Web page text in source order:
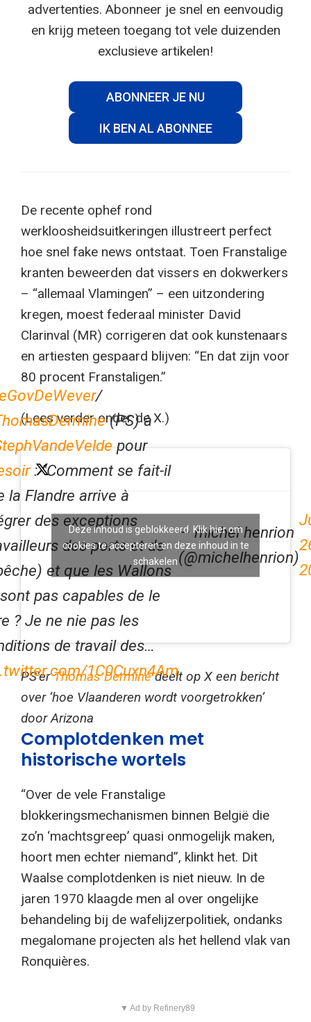
advertenties. Abonneer je snel en eenvoudig
en krijg meteen toegang tot vele duizenden
exclusieve artikelen!
ABONNEER JE NU
IK BEN AL ABONNEE
De recente ophef rond
werkloosheidsuitkeringen illustreert perfect
hoe snel fake news ontstaat. Toen Franstalige
kranten beweerden dat vissers en dokwerkers
– “allemaal Vlamingen” – een uitzondering
kregen, moest federaal minister David
Clarinval (MR) corrigeren dat ook kunstenaars
en artiesten gespaard blijven: “En dat zijn voor
80 procent Franstaligen.”
(Lees verder onder de X.)
/
(PS) à
pour
: "Comment se fait-il
la Flandre arrive à
des exceptions
des ports et de
et que les Wallons
pas capables de le
? Je ne nie pas les
de travail des…
1C0Cuxn4Am
— michel henrion
(@michelhenrion)
Deze inhoud is geblokkeerd. Klik hier om
cookies te accepteren en deze inhoud in te
schakelen
PS’erThomas Derminedeelt op X een bericht
over ‘hoe Vlaanderen wordt voorgetrokken’
door Arizona
Complotdenken met
historische wortels
“Over de vele Franstalige
blokkeringsmechanismen binnen België die
zo’n ‘machtsgreep’ quasi onmogelijk maken,
hoort men echter niemand”, klinkt het. Dit
Waalse complotdenken is niet nieuw. In de
jaren 1970 klaagde men al over ongelijke
behandeling bij de wafelijzerpolitiek, ondanks
megalomane projecten als het hellend vlak van
Ronquières.
▼ Ad by Refinery89